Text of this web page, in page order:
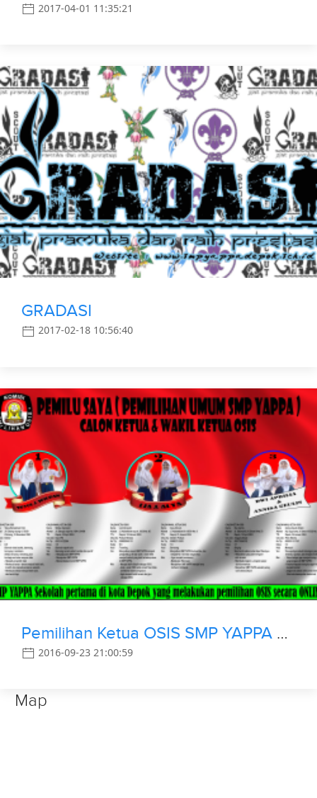
2017-04-01 11:35:21
GRADASI
2017-02-18 10:56:40
Pemilihan Ketua OSIS SMP YAPPA Depok Secara Online
2016-09-23 21:00:59
Map